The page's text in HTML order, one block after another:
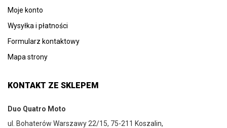
Moje konto
Wysyłka i płatności
Formularz kontaktowy
Mapa strony
KONTAKT ZE SKLEPEM
Duo Quatro Moto
ul. Bohaterów Warszawy 22/15, 75-211 Koszalin,